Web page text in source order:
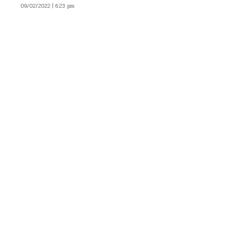
09/02/2022 | 6:23 pm